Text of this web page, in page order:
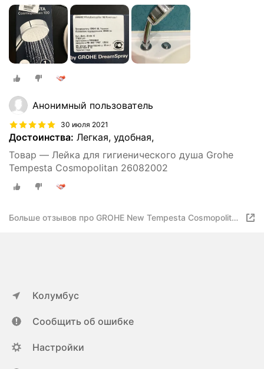
Анонимный пользователь
30 июля 2021
Достоинства: Легкая, удобная,
Товар — Лейка для гигиенического душа Grohe
Tempesta Cosmopolitan 26082002
Больше отзывов про GROHE New Tempesta Cosmopolitan
Колумбус
Сообщить об ошибке
Настройки